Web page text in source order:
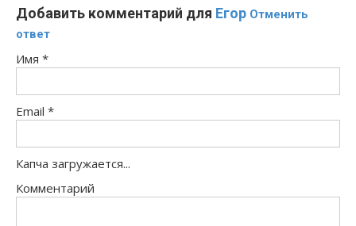
Добавить комментарий для Егор Отменить
ответ
Имя *
Email *
Капча загружается...
Комментарий